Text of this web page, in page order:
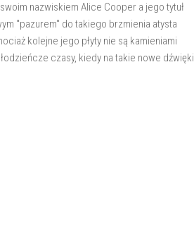
nazwiskiem Alice Cooper a jego tytuł
"pazurem" do takiego brzmienia atysta
kolejne jego płyty nie są kamieniami
czasy, kiedy na takie nowe dźwięki